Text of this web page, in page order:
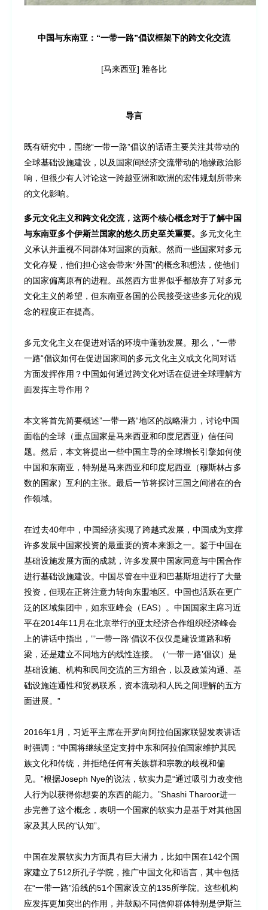
中国与东南亚：“一带一路”倡议框架下的跨文化交流
[马来西亚] 雅各比
导言
既有研究中，围绕“一带一路”倡议的话语主要关注其带动的
全球基础设施建设，以及国家间经济交流带动的地缘政治影
响，但很少有人讨论这一跨越亚洲和欧洲的宏伟规划所带来
的文化影响。
多元文化主义和跨文化交流，这两个核心概念对于了解中国
与东南亚多个伊斯兰国家的悠久历史至关重要。 多元文化主
义承认并重视不同群体对国家的贡献。然而一些国家对多元
文化存疑，他们担心这会带来“外国”的概念和想法，使他们
的国家偏离原有的进程。虽然西方世界似乎都放弃了对多元
文化主义的希望，但东南亚各国的公民接受这些多元化的观
念的程度正在提高。
多元文化主义在促进对话的环境中蓬勃发展。那么，”一带
一路“倡议如何在促进国家间的多元文化主义或文化间对话
方面发挥作用？中国如何通过跨文化对话在促进全球理解方
面发挥主导作用？
本文将首先简要概述”一带一路“地区的战略潜力，讨论中国
面临的全球（重点国家是马来西亚和印度尼西亚）信任问
题。然后，本文将提出一些中国主导的全球增长引擎如何使
中国和东南亚，特别是马来西亚和印度尼西亚（穆斯林占多
数的国家）互利的主张。最后一节将探讨三国之间潜在的合
作领域。
在过去40年中，中国经济实现了跨越式发展，中国成为支撑
许多发展中国家投资的最重要的资本来源之一。鉴于中国在
基础设施发展方面的成就，许多发展中国家同意与中国合作
进行基础设施建设。中国尽管在中亚和巴基斯坦进行了大量
投资，但现在正将注意力转向东盟地区。中国也活跃在更广
泛的区域集团中，如东亚峰会（EAS）。中国国家主席习近
平在2014年11月在北京举行的亚太经济合作组织经济峰会
上的讲话中指出，”’一带一路‘倡议不仅仅是建设道路和桥
梁，还是建立不同地方的线性连接。（‘一带一路’倡议）是
基础设施、机构和民间交流的三方组合，以及政策沟通、基
础设施连通性和贸易联系，资本流动和人民之间理解的五方
面进展。”
2016年1月，习近平主席在开罗向阿拉伯国家联盟发表讲话
时强调：“中国将继续坚定支持中东和阿拉伯国家维护其民
族文化和传统，并拒绝任何有关族群和宗教的歧视和偏
见。”根据Joseph Nye的说法，软实力是“通过吸引力改变他
人行为以获得你想要的东西的能力。”Shashi Tharoor进一
步完善了这个概念，表明一个国家的软实力是基于对其他国
家及其人民的“认知”。
中国在发展软实力方面具有巨大潜力，比如中国在142个国
家建立了512所孔子学院，推广中国文化和语言，其中包括
在“一带一路”沿线的51个国家设立的135所学院。这些机构
应发挥更加突出的作用，并鼓励不同信仰群体特别是伊斯兰